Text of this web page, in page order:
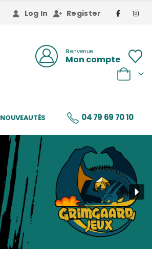
Log In Register
Bienvenue
Mon compte
0
NOUVEAUTÉS 04 79 69 70 10